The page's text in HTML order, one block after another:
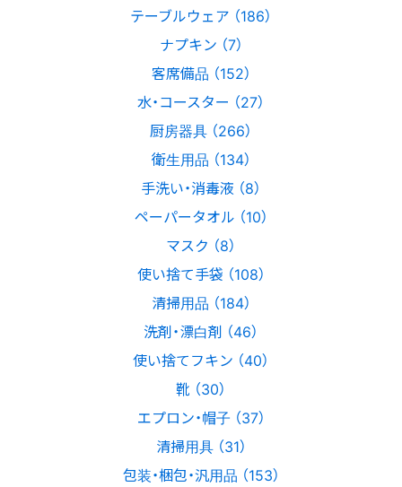
テーブルウェア （186）
ナプキン （7）
客席備品 （152）
水・コースター （27）
厨房器具 （266）
衛生用品 （134）
手洗い・消毒液 （8）
ペーパータオル （10）
マスク （8）
使い捨て手袋 （108）
清掃用品 （184）
洗剤・漂白剤 （46）
使い捨てフキン （40）
靴 （30）
エプロン・帽子 （37）
清掃用具 （31）
包装・梱包・汎用品 （153）